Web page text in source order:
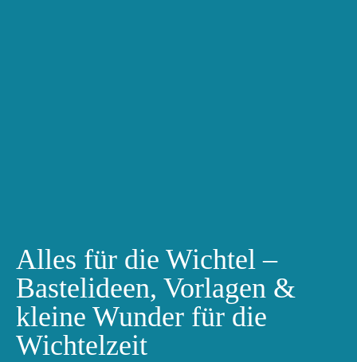
Alles für die Wichtel –
Bastelideen, Vorlagen &
kleine Wunder für die
Wichtelzeit